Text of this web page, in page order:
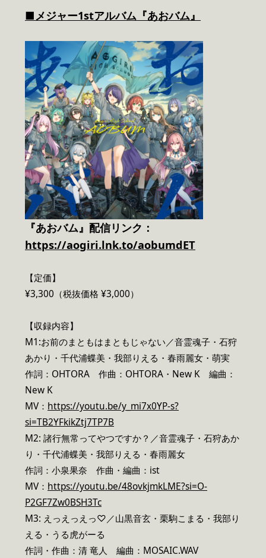
■メジャー1stアルバム『あおバム』
『あおバム』配信リンク：
https://aogiri.lnk.to/aobumdET
【定価】
¥3,300（税抜価格 ¥3,000）
【収録内容】
M1:お前のまともはまともじゃない／音霊魂子・石狩
あかり・千代浦蝶美・我部りえる・春雨麗女・萌実
作詞：OHTORA 作曲：OHTORA・New K 編曲：
New K
MV： https://youtu.be/y_mi7x0YP-s?
si=TB2YFkikZtj7TP7B
M2: 諸行無常ってやつですか？／音霊魂子・石狩あか
り・千代浦蝶美・我部りえる・春雨麗女
作詞：小泉果奈 作曲・編曲：ist
MV： https://youtu.be/48ovkjmkLME?si=O-
P2GF7Zw0BSH3Tc
M3: えっえっえっ♡／山黒音玄・栗駒こまる・我部り
える・うる虎がーる
作詞・作曲：清 竜人 編曲：MOSAIC.WAV